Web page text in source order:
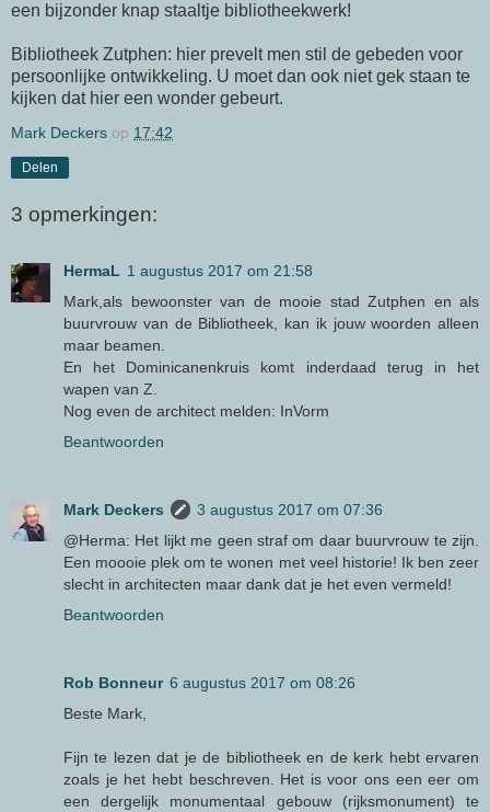
een bijzonder knap staaltje bibliotheekwerk!
Bibliotheek Zutphen: hier prevelt men stil de gebeden voor
persoonlijke ontwikkeling. U moet dan ook niet gek staan te
kijken dat hier een wonder gebeurt.
Mark Deckers op 17:42
Delen
3 opmerkingen:
HermaL 1 augustus 2017 om 21:58
Mark,als bewoonster van de mooie stad Zutphen en als
buurvrouw van de Bibliotheek, kan ik jouw woorden alleen
maar beamen.
En het Dominicanenkruis komt inderdaad terug in het
wapen van Z.
Nog even de architect melden: InVorm
Beantwoorden
Mark Deckers
3 augustus 2017 om 07:36
@Herma: Het lijkt me geen straf om daar buurvrouw te zijn.
Een moooie plek om te wonen met veel historie! Ik ben zeer
slecht in architecten maar dank dat je het even vermeld!
Beantwoorden
Rob Bonneur 6 augustus 2017 om 08:26
Beste Mark,
Fijn te lezen dat je de bibliotheek en de kerk hebt ervaren
zoals je het hebt beschreven. Het is voor ons een eer om
een dergelijk monumentaal gebouw (rijksmonument) te